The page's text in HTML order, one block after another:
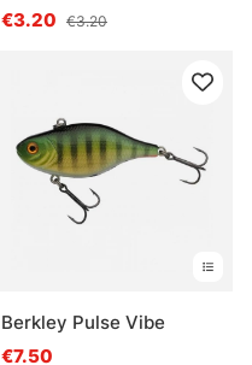
€3.20 €3.20
Berkley Pulse Vibe
€7.50